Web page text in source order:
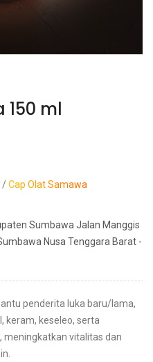
150 ml
/Cap Olat Samawa
Sumbawa Jalan Manggis
Nusa Tenggara Barat -
penderita luka baru/lama,
keram, keseleo, serta
meningkatkan vitalitas dan